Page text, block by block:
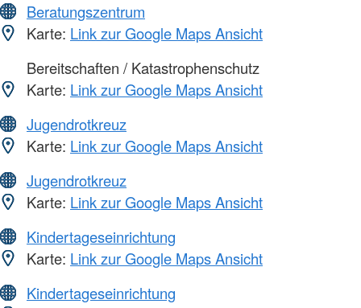
Beratungszentrum
Karte: Link zur Google Maps Ansicht
Bereitschaften / Katastrophenschutz
Karte: Link zur Google Maps Ansicht
Jugendrotkreuz
Karte: Link zur Google Maps Ansicht
Jugendrotkreuz
Karte: Link zur Google Maps Ansicht
Kindertageseinrichtung
Karte: Link zur Google Maps Ansicht
Kindertageseinrichtung